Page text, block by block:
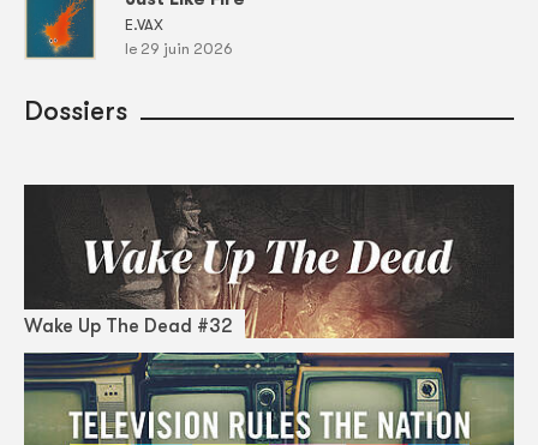
E.VAX
le 29 juin 2026
Dossiers
Wake Up The Dead #32